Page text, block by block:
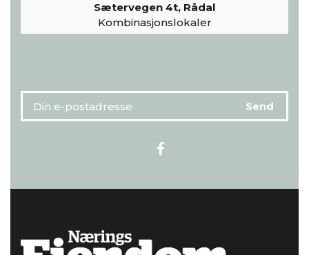
Sætervegen 4t, Rådal
Kombinasjonslokaler